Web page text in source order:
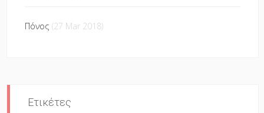
Πόνος (27 Mar 2018)
Ετικέτες